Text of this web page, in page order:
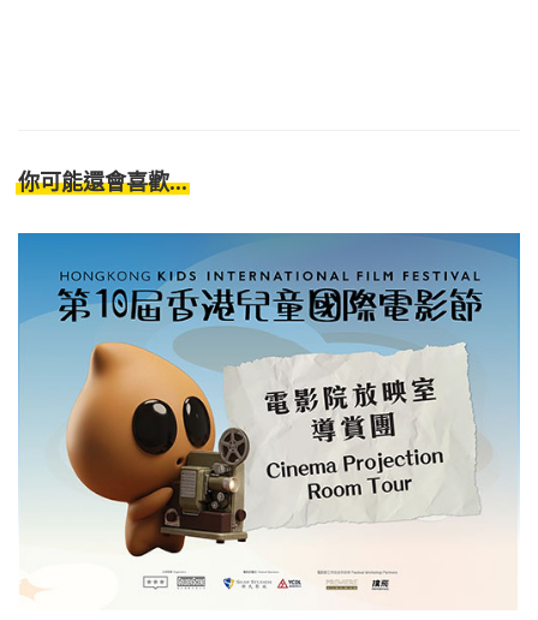
你可能還會喜歡...